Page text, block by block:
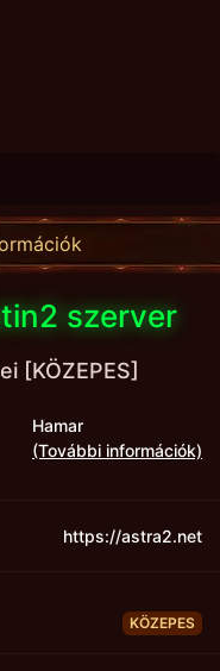
szerver
[KÖZEPES]
Hamar
(További információk)
https://astra2.net
KÖZEPES